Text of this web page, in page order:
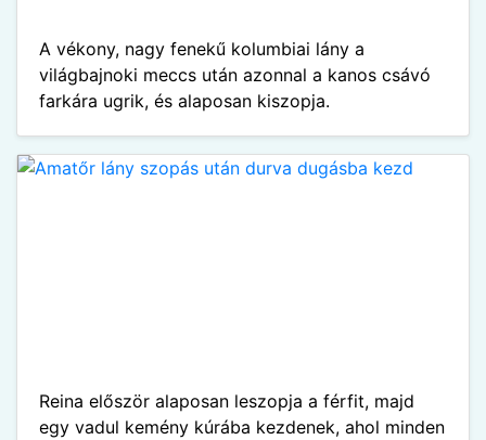
A vékony, nagy fenekű kolumbiai lány a
világbajnoki meccs után azonnal a kanos csávó
farkára ugrik, és alaposan kiszopja.
Reina először alaposan leszopja a férfit, majd
egy vadul kemény kúrába kezdenek, ahol minden